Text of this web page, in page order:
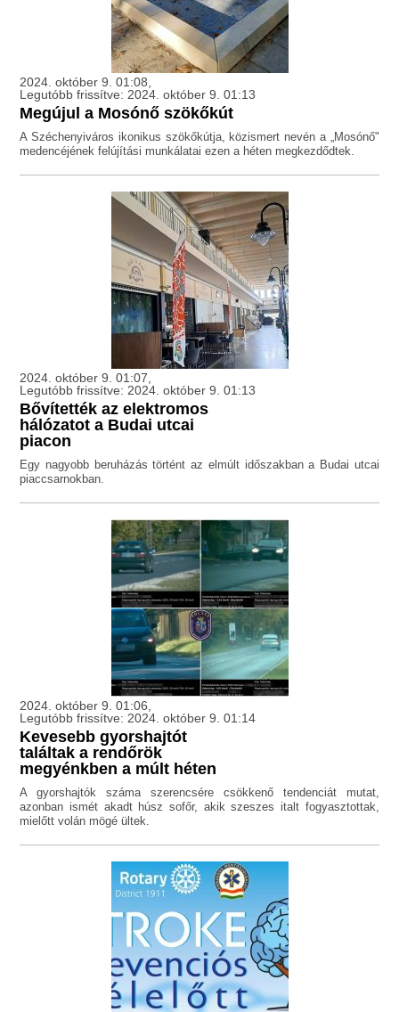
2024. október 9. 01:08,
Legutóbb frissítve: 2024. október 9. 01:13
Megújul a Mosónő szökőkút
A Széchenyiváros ikonikus szökőkútja, közismert nevén a „Mosónő"
medencéjének felújítási munkálatai ezen a héten megkezdődtek.
2024. október 9. 01:07,
Legutóbb frissítve: 2024. október 9. 01:13
Bővítették az elektromos
hálózatot a Budai utcai
piacon
Egy nagyobb beruházás történt az elmúlt időszakban a Budai utcai
piaccsarnokban.
2024. október 9. 01:06,
Legutóbb frissítve: 2024. október 9. 01:14
Kevesebb gyorshajtót
találtak a rendőrök
megyénkben a múlt héten
A gyorshajtók száma szerencsére csökkenő tendenciát mutat,
azonban ismét akadt húsz sofőr, akik szeszes italt fogyasztottak,
mielőtt volán mögé ültek.